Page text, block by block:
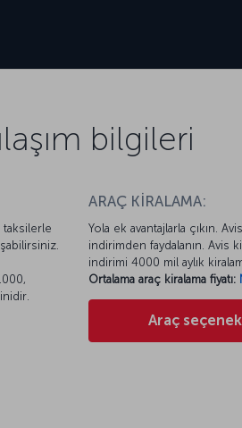
bilgileri
taksilerle
ARAÇ KİRALAMA:
Yola ek avantajlarla çıkın.
indirimden faydalanın. Avis
indirimi 4000 mil aylık
Ortalama araç kiralama fiyatı:
Araç